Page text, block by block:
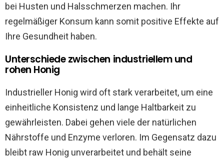
bei Husten und Halsschmerzen machen. Ihr
regelmäßiger Konsum kann somit positive Effekte auf
Ihre Gesundheit haben.
Unterschiede zwischen industriellem und
rohen Honig
Industrieller Honig wird oft stark verarbeitet, um eine
einheitliche Konsistenz und lange Haltbarkeit zu
gewährleisten. Dabei gehen viele der natürlichen
Nährstoffe und Enzyme verloren. Im Gegensatz dazu
bleibt raw Honig unverarbeitet und behält seine